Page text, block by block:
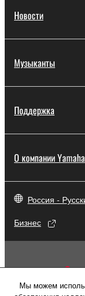
Новости
Музыканты
Поддержка
О компании Yamaha
Россия -
Бизнес
Мы можем